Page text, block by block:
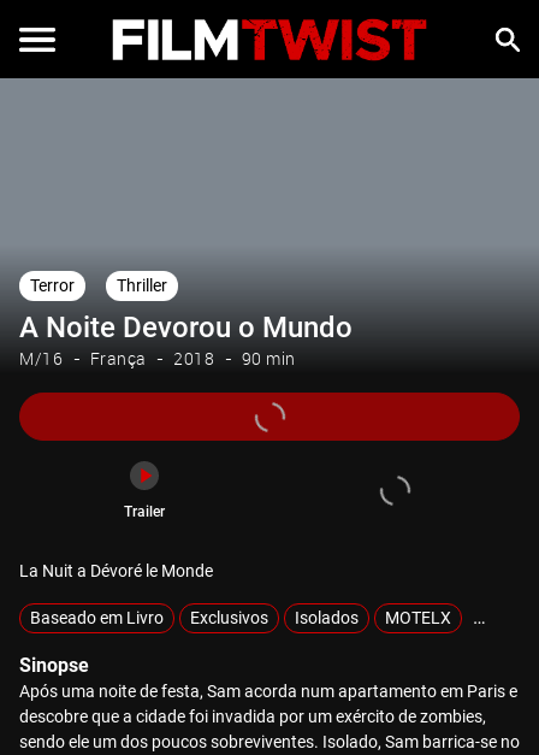
Terror Thriller
A Noite Devorou o Mundo
M/16 França 2018 90 min
Trailer
La Nuit a Dévoré le Monde
Baseado em Livro Exclusivos Isolados MOTELX
Sinopse
Após uma noite de festa, Sam acorda num apartamento em Paris e
descobre que a cidade foi invadida por um exército de zombies,
sendo ele um dos poucos sobreviventes. Isolado, Sam barrica-se no